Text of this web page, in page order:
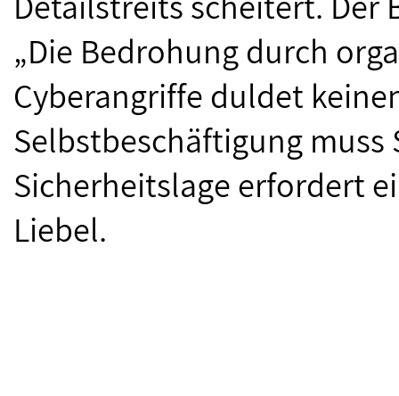
„Die Bedrohung durch
Cyberangriffe duldet
Selbstbeschäftigung muss
Sicherheitslage erfordert
Liebel.